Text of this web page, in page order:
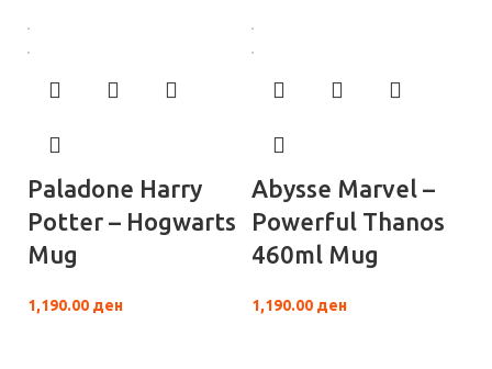
Paladone Harry
Potter – Hogwarts
Mug
1,190.00 ден
Abysse Marvel –
Powerful Thanos
460ml Mug
1,190.00 ден